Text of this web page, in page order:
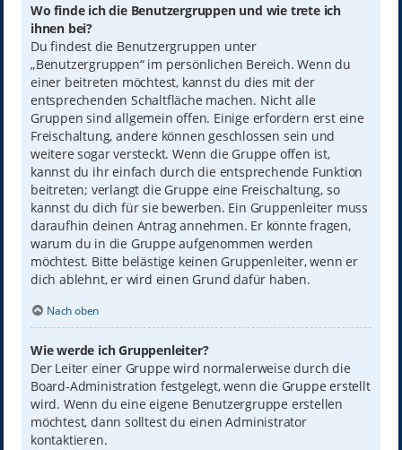
Wo finde ich die Benutzergruppen und wie trete ich
ihnen bei?
Du findest die Benutzergruppen unter
„Benutzergruppen“ im persönlichen Bereich. Wenn du
einer beitreten möchtest, kannst du dies mit der
entsprechenden Schaltfläche machen. Nicht alle
Gruppen sind allgemein offen. Einige erfordern erst eine
Freischaltung, andere können geschlossen sein und
weitere sogar versteckt. Wenn die Gruppe offen ist,
kannst du ihr einfach durch die entsprechende Funktion
beitreten; verlangt die Gruppe eine Freischaltung, so
kannst du dich für sie bewerben. Ein Gruppenleiter muss
daraufhin deinen Antrag annehmen. Er könnte fragen,
warum du in die Gruppe aufgenommen werden
möchtest. Bitte belästige keinen Gruppenleiter, wenn er
dich ablehnt, er wird einen Grund dafür haben.
Nach oben
Wie werde ich Gruppenleiter?
Der Leiter einer Gruppe wird normalerweise durch die
Board-Administration festgelegt, wenn die Gruppe erstellt
wird. Wenn du eine eigene Benutzergruppe erstellen
möchtest, dann solltest du einen Administrator
kontaktieren.